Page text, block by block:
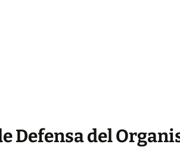
Defensa del